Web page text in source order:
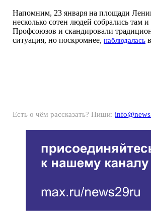
Напомним, 23 января на площади
несколько сотен людей собрались
Профсоюзов и скандировали
ситуация, но поскромнее, наблюдалась
Есть о чём рассказать? Пиши: